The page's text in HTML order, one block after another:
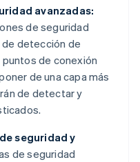
avanzadas:
de seguridad
detección de
de conexión
de una capa más
de detectar y
seguridad y
de seguridad